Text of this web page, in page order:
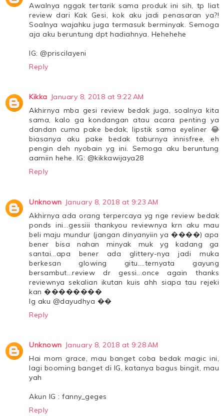
Awalnya nggak tertarik sama produk ini sih, tp liat
review dari Kak Gesi, kok aku jadi penasaran ya?!
Soalnya wajahku juga termasuk berminyak. Semoga
aja aku beruntung dpt hadiahnya. Hehehehe
IG: @priscilayeni
Reply
Kikka January 8, 2018 at 9:22 AM
Akhirnya mba gesi review bedak juga, soalnya kita
sama, kalo ga kondangan atau acara penting ya
dandan cuma pake bedak, lipstik sama eyeliner 😂
biasanya aku pake bedak taburnya innisfree, eh
pengin deh nyobain yg ini. Semoga aku beruntung
aamiin hehe. IG: @kikkawijaya28
Reply
Unknown January 8, 2018 at 9:23 AM
Akhirnya ada orang terpercaya yg nge review bedak
ponds ini...gessiii thankyou reviewnya krn aku mau
beli maju mundur (jangan dinyanyiin ya ����) apa
bener bisa nahan minyak muk yg kadang ga
santai...apa bener ada glittery-nya jadi muka
berkesan glowing gitu....ternyata gayung
bersambut...review dr gessi...once again thanks
reviewnya sekalian ikutan kuis ahh siapa tau rejeki
kan ��������
Ig aku @dayudhya ��
Reply
Unknown January 8, 2018 at 9:28 AM
Hai mom grace, mau banget coba bedak magic ini,
lagi booming banget di IG, katanya bagus bingit, mau
yah
Akun IG : fanny_geges
Reply